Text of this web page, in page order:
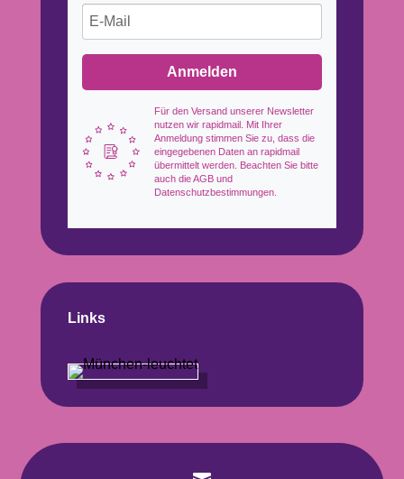
Anmelden
Für den Versand unserer Newsletter
nutzen wir rapidmail. Mit Ihrer
Anmeldung stimmen Sie zu, dass die
eingegebenen Daten an rapidmail
übermittelt werden. Beachten Sie bitte
auch die AGB und
Datenschutzbestimmungen.
Links